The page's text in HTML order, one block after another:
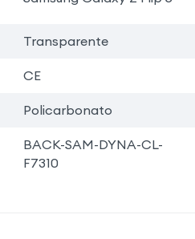
Transparente
CE
Policarbonato
BACK-SAM-DYNA-CL-
F7310